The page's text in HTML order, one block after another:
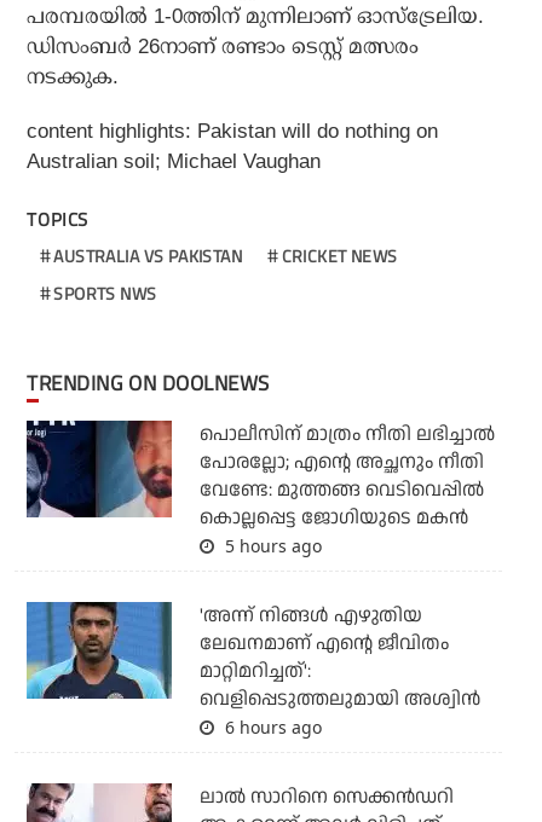
പരമ്പരയില്‍ 1-0ത്തിന് മുന്നിലാണ് ഓസ്‌ട്രേലിയ.
ഡിസംബര്‍ 26നാണ് രണ്ടാം ടെസ്റ്റ് മത്സരം
നടക്കുക.
content highlights: Pakistan will do nothing on
Australian soil; Michael Vaughan
TOPICS
AUSTRALIA VS PAKISTAN
CRICKET NEWS
SPORTS NWS
TRENDING ON DOOLNEWS
പൊലീസിന് മാത്രം നീതി ലഭിച്ചാല്‍
പോരല്ലോ; എന്റെ അച്ഛനും നീതി
വേണ്ടേ: മുത്തങ്ങ വെടിവെപ്പില്‍
കൊല്ലപ്പെട്ട ജോഗിയുടെ മകന്‍
5 hours ago
'അന്ന് നിങ്ങള്‍ എഴുതിയ
ലേഖനമാണ് എന്റെ ജീവിതം
മാറ്റിമറിച്ചത്':
വെളിപ്പെടുത്തലുമായി അശ്വിന്‍
6 hours ago
ലാല്‍ സാറിനെ സെക്കന്‍ഡറി